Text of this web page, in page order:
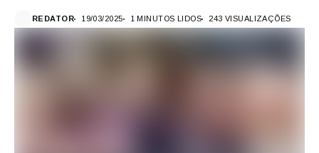
REDATOR 19/03/2025 1 MINUTOS LIDOS 243 VISUALIZAÇÕES